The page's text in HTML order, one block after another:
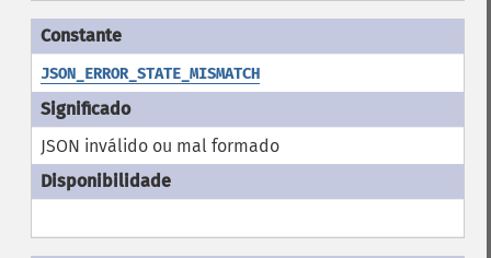
JSON_ERROR_STATE_MISMATCH
JSON inválido ou mal formado